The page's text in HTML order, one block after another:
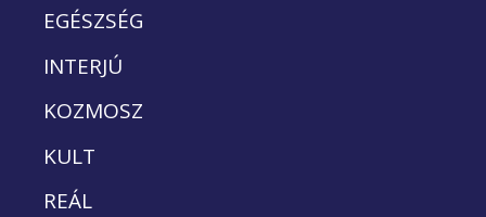
EGÉSZSÉG
INTERJÚ
KOZMOSZ
KULT
REÁL